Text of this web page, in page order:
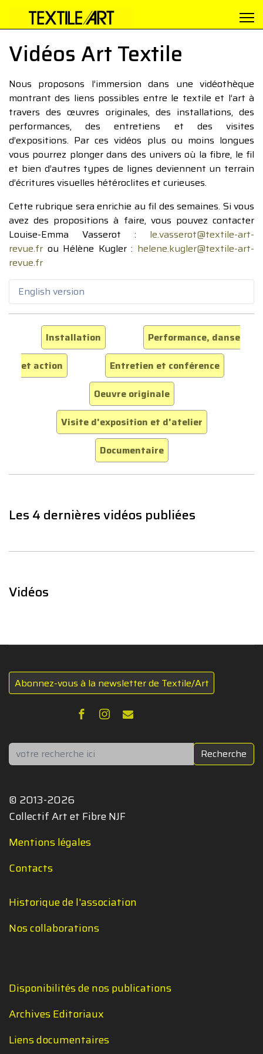
Vidéos Art Textile
Nous proposons l’immersion dans une vidéothèque
montrant des liens possibles entre le textile et l’art à
travers des œuvres originales, des installations, des
performances, des entretiens et des visites
d’expositions. Par ces vidéos plus ou moins longues
vous pourrez plonger dans des univers où la fibre, le fil
et bien d’autres types de lignes deviennent un terrain
d’écritures visuelles hétéroclites et curieuses.
Cette rubrique sera enrichie au fil des semaines. Si vous
avez des propositions à faire, vous pouvez contacter
Louise-Emma Vasserot : le.vasserot@textile-art-
revue.fr ou Hélène Kugler : helene.kugler@textile-art-
revue.fr
English version
Installation
Performance, danse
et action
Entretien et conférence
Oeuvre originale
Visite d'exposition et d'atelier
Documentaire
Les 4 dernières vidéos publiées
Vidéos
Abonnez-vous à la newsletter de Textile/Art
Rechercher Recherche
© 2013-2026
Collectif Art et Fibre NJF
Mentions légales
Contacts
Historique de l'association
Nos collaborations
Disponibilités de nos publications
Archives Editoriaux
Liens documentaires